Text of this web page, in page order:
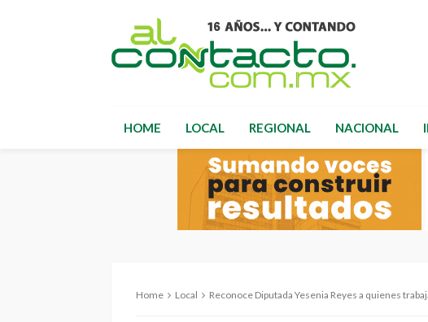
HOME LOCAL REGIONAL NACIONAL
Home Local Reconoce Diputada Yesenia Reyes a quienes trabajan por la